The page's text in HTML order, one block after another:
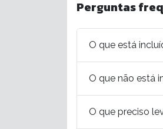
Perguntas
O que está
O que não está
O que preciso